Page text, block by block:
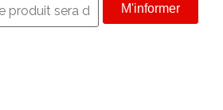
M'informer